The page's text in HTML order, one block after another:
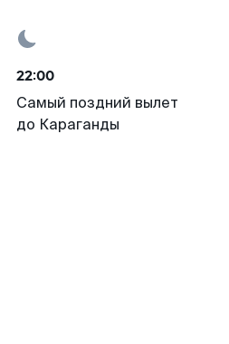
22:00
Самый поздний вылет
до Караганды